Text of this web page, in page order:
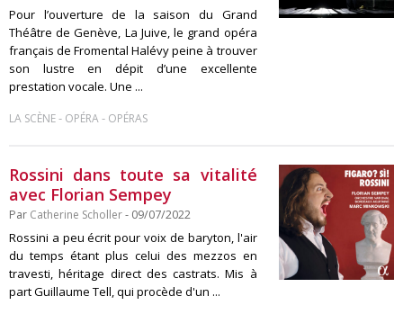
Pour l’ouverture de la saison du Grand
Théâtre de Genève, La Juive, le grand opéra
français de Fromental Halévy peine à trouver
son lustre en dépit d’une excellente
prestation vocale. Une ...
LA SCÈNE- OPÉRA- OPÉRAS
Rossini dans toute sa vitalité
avec Florian Sempey
Par Catherine Scholler- 09/07/2022
Rossini a peu écrit pour voix de baryton, l'air
du temps étant plus celui des mezzos en
travesti, héritage direct des castrats. Mis à
part Guillaume Tell, qui procède d'un ...